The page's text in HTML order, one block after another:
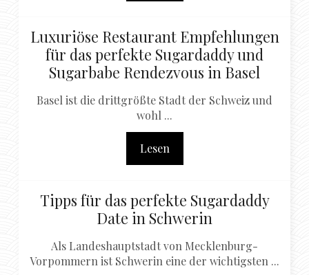
Luxuriöse Restaurant Empfehlungen
für das perfekte Sugardaddy und
Sugarbabe Rendezvous in Basel
Basel ist die drittgrößte Stadt der Schweiz und
wohl ...
Lesen
Tipps für das perfekte Sugardaddy
Date in Schwerin
Als Landeshauptstadt von Mecklenburg-
Vorpommern ist Schwerin eine der wichtigsten ...